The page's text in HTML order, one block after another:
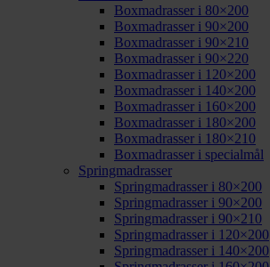
Boxmadrasser i 80×200
Boxmadrasser i 90×200
Boxmadrasser i 90×210
Boxmadrasser i 90×220
Boxmadrasser i 120×200
Boxmadrasser i 140×200
Boxmadrasser i 160×200
Boxmadrasser i 180×200
Boxmadrasser i 180×210
Boxmadrasser i specialmål
Springmadrasser
Springmadrasser i 80×200
Springmadrasser i 90×200
Springmadrasser i 90×210
Springmadrasser i 120×200
Springmadrasser i 140×200